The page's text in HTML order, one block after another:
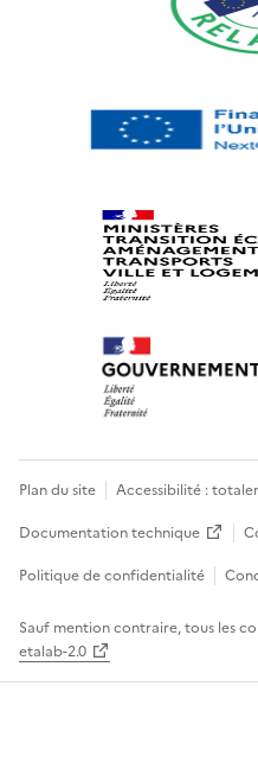
Plan du site Accessibilité :
Documentation technique
Politique de confidentialité
Sauf mention contraire, tous les
etalab-2.0